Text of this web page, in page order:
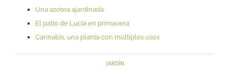
Una azotea ajardinada
El patio de Lucía en primavera
Cannabis, una planta con múltiples usos
JARDÍN